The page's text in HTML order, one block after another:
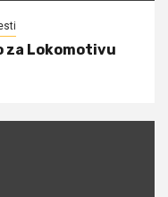
za Lokomotivu